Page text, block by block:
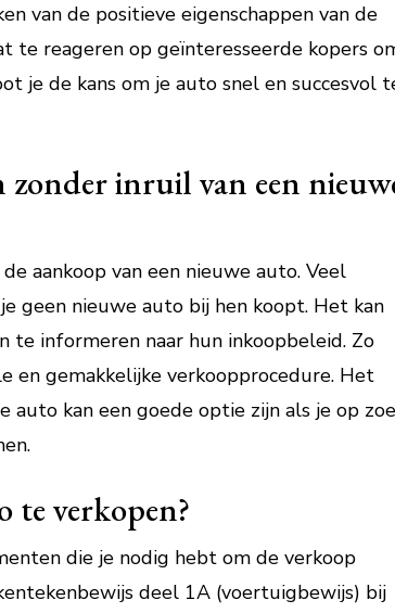
van de positieve eigenschappen van de
te reageren op geïnteresseerde kopers
je de kans om je auto snel en succesvol
inruil van een
aankoop van een nieuwe auto. Veel
geen nieuwe auto bij hen koopt. Het kan
te informeren naar hun inkoopbeleid. Zo
en gemakkelijke verkoopprocedure. Het
auto kan een goede optie zijn als je op
verkopen?
die je nodig hebt om de verkoop
deel 1A (voertuigbewijs) bij